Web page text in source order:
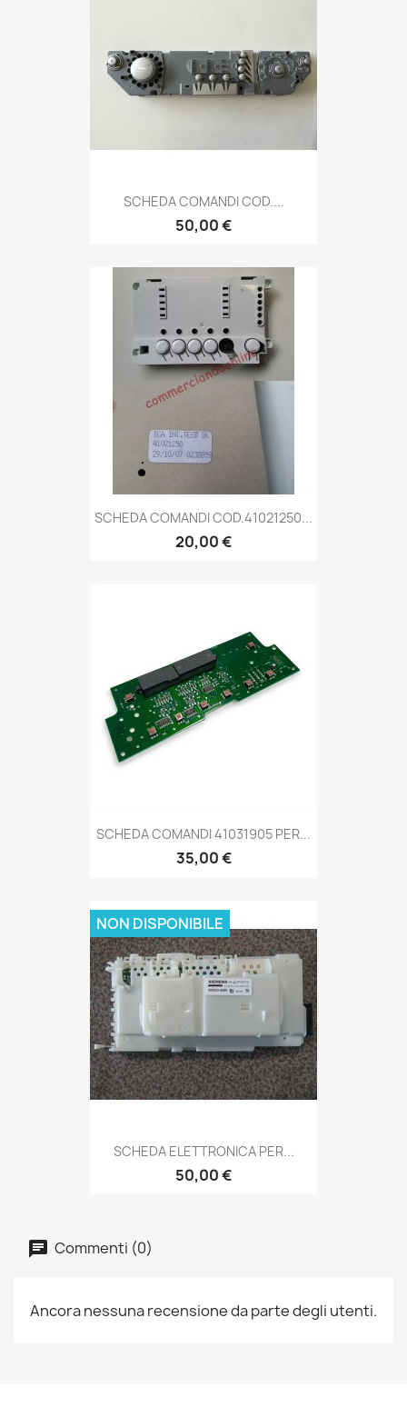
SCHEDA COMANDI COD....
50,00 €
SCHEDA COMANDI COD.41021250...
20,00 €
SCHEDA COMANDI 41031905 PER...
35,00 €
SCHEDA ELETTRONICA PER...
50,00 €
NON DISPONIBILE
Commenti (0)
Ancora nessuna recensione da parte degli utenti.